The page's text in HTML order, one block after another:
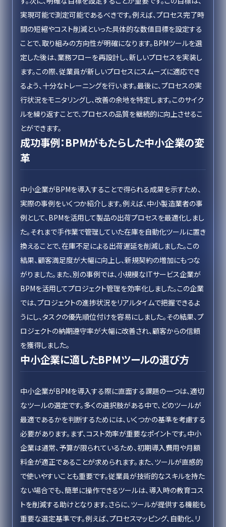
実現可能で測定可能であるべきです。例えば、プロセス完了時
間の短縮やコスト削減といった具体的な数値目標を設定する
ことで、取り組みの方向性が明確になります。BPMツールを選
定した後は、業務フローを再設計し、新しいプロセスを実装し
ます。この際、従業員が新しいプロセスにスムーズに適応でき
るよう、十分なトレーニングを行います。最後に、プロセスの実
行状況をモニタリングし、改善の余地を特定します。このサイク
ルを繰り返すことで、プロセスの品質を継続的に向上させるこ
とができます。
成功事例：BPMがもたらした中小企業の変
革
中小企業がBPMを導入することで得られる成果を示すため、
実際の事例をいくつか紹介します。例えば、中小製造業者の事
例として、BPMを活用して製品の出荷プロセスを最適化しまし
た。それまで手作業で管理していた在庫を自動化ツールに置き
換えることで、在庫不足による出荷遅延を削減しました。この
結果、顧客満足度が大幅に向上し、新規契約の増加にもつな
がりました。また、別の事例では、小規模なITサービス企業が
BPMを活用してプロジェクト管理を効率化しました。この企業
では、プロジェクトの進捗状況をリアルタイムで把握できるよ
うにし、タスクの優先順位付けを容易にしました。その結果、プ
ロジェクトの納期遵守率が大幅に改善され、顧客からの信頼
を獲得しました。
中小企業に適したBPMツールの選び方
中小企業がBPMを導入する際に直面する課題の一つは、適切
なツールの選定です。多くの選択肢がある中で、どのツールが
最適であるかを判断するためには、いくつかの基準を考慮する
必要があります。まず、コスト効率が重要なポイントです。中小
企業は通常、予算が限られているため、初期導入費用や月額
料金が適正であることが求められます。また、ツールが直感的
で使いやすいことも重要です。従業員が技術的なスキルを持た
ない場合でも、簡単に操作できるツールは、導入時の教育コス
トを削減する助けとなります。さらに、ツールが提供する機能も
重要な選定基準です。例えば、プロセスマッピング、自動化、リ